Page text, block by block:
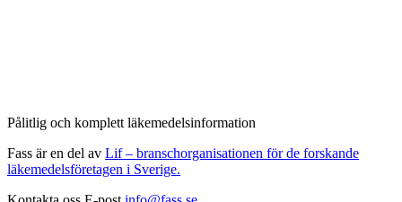
Pålitlig och komplett läkemedelsinformation
Fass är en del av Lif – branschorganisationen för de forskande
läkemedelsföretagen i Sverige.